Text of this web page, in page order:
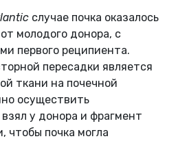
случае почка оказалось
молодого донора, с
первого реципиента.
пересадки является
ткани на почечной
осуществить
у донора и фрагмент
чтобы почка могла